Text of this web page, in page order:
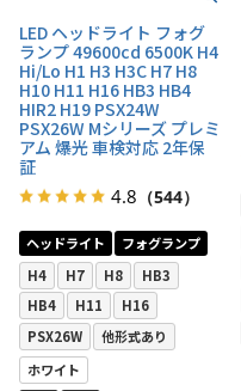
LED ヘッドライト フォグ
ランプ 49600cd 6500K H4
Hi/Lo H1 H3 H3C H7 H8
H10 H11 H16 HB3 HB4
HIR2 H19 PSX24W
PSX26W Mシリーズ プレミ
アム 爆光 車検対応 2年保
証
4.8 （544）
ヘッドライト
フォグランプ
H4
H7 H8
HB3
HB4
H11
H16
PSX26W
他形式あり
ホワイト